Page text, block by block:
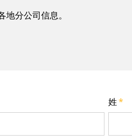
分公司信息。
姓*